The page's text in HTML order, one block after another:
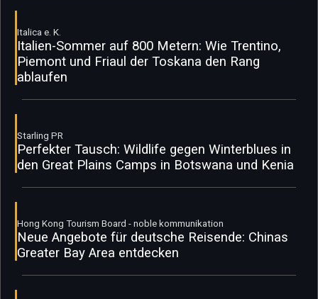
Italica e. K.
Italien-Sommer auf 800 Metern: Wie Trentino,
Piemont und Friaul der Toskana den Rang
ablaufen
Starling PR
Perfekter Tausch: Wildlife gegen Winterblues in
den Great Plains Camps in Botswana und Kenia
Hong Kong Tourism Board - noble kommunikation
Neue Angebote für deutsche Reisende: Chinas
Greater Bay Area entdecken